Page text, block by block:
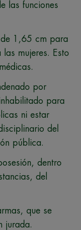
las funciones
de 1,65 cm para
mujeres. Esto
por
para
ni estar
del
pública.
dentro
del
que se
jurada.